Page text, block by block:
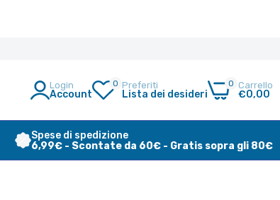
Login
Account
0 Preferiti
Lista dei desideri
0 Carrello
€0,00
Spese di spedizione
6,99€ - Scontate da 60€ - Gratis sopra gli 80€